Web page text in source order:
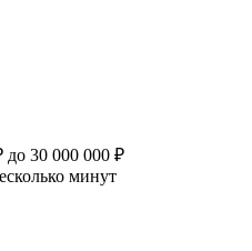
до 30 000 000 ₽
минут